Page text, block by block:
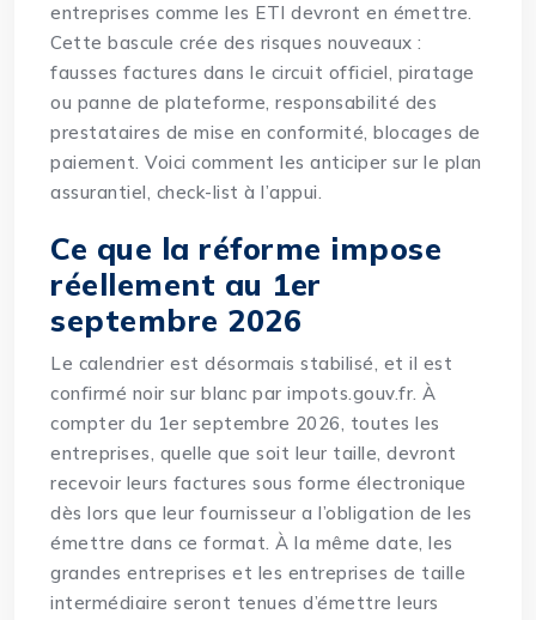
entreprises comme les ETI devront en émettre.
Cette bascule crée des risques nouveaux :
fausses factures dans le circuit officiel, piratage
ou panne de plateforme, responsabilité des
prestataires de mise en conformité, blocages de
paiement. Voici comment les anticiper sur le plan
assurantiel, check-list à l’appui.
Ce que la réforme impose
réellement au 1er
septembre 2026
Le calendrier est désormais stabilisé, et il est
confirmé noir sur blanc par impots.gouv.fr. À
compter du 1er septembre 2026, toutes les
entreprises, quelle que soit leur taille, devront
recevoir leurs factures sous forme électronique
dès lors que leur fournisseur a l’obligation de les
émettre dans ce format. À la même date, les
grandes entreprises et les entreprises de taille
intermédiaire seront tenues d’émettre leurs